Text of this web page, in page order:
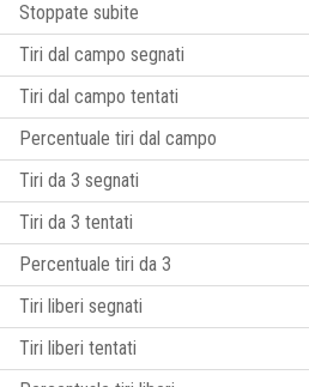
Stoppate subite
Tiri dal campo segnati
Tiri dal campo tentati
Percentuale tiri dal campo
Tiri da 3 segnati
Tiri da 3 tentati
Percentuale tiri da 3
Tiri liberi segnati
Tiri liberi tentati